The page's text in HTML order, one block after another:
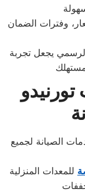
وفترات الضمان
يجعل تجربة
الصيانة لجميع
للمعدات المنزلية